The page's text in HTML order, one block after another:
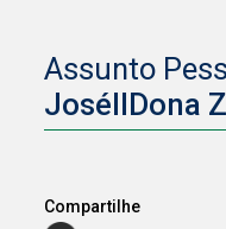
Assunto
JoséIIDona
Compartilhe